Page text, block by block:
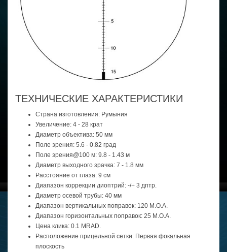
ТЕХНИЧЕСКИЕ ХАРАКТЕРИСТИКИ
Страна изготовления: Румыния
Увеличение: 4 - 28 крат
Диаметр объектива: 50 мм
Поле зрения: 5.6 - 0.82 град
Поле зрения@100 м: 9.8 - 1.43 м
Диаметр выходного зрачка: 7 - 1.8 мм
Расстояние от глаза: 9 cм
Диапазон коррекции диоптрий: -/+ 3 дптр.
Диаметр осевой трубы: 40 мм
Диапазон вертикальных поправок: 120 М.О.А.
Диапазон горизонтальных поправок: 25 М.О.А.
Цена клика: 0.1 MRAD.
Расположение прицельной сетки: Первая фокальная
плоскость